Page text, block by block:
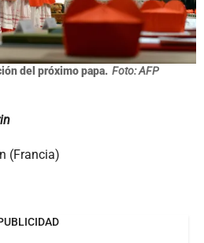
del próximo papa. Foto: AFP
(Francia)